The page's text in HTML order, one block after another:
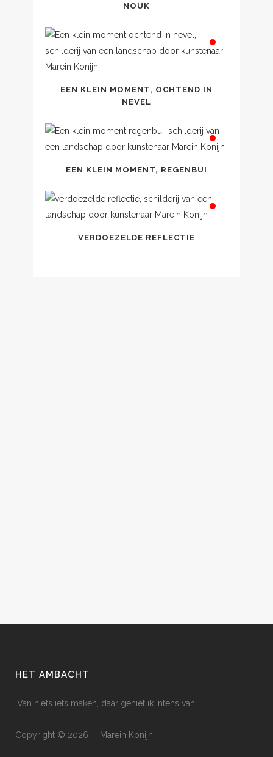
NOUK
EEN KLEIN MOMENT, OCHTEND IN
NEVEL
EEN KLEIN MOMENT, REGENBUI
VERDOEZELDE REFLECTIE
HET AMBACHT
‘Van niets iets maken, daar geniet ik intens van.’
Copyright © 2026 | Marein Konijn